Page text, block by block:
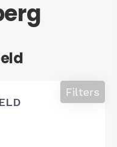
Filters